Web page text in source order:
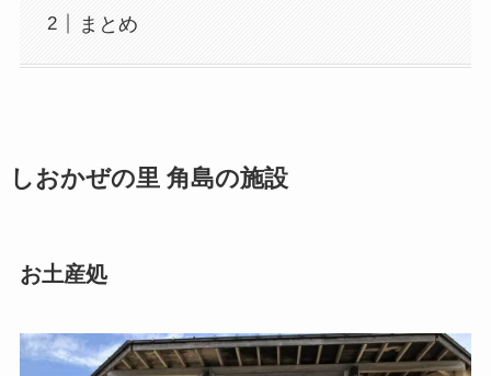
まとめ
しおかぜの里 角島の施設
お土産処